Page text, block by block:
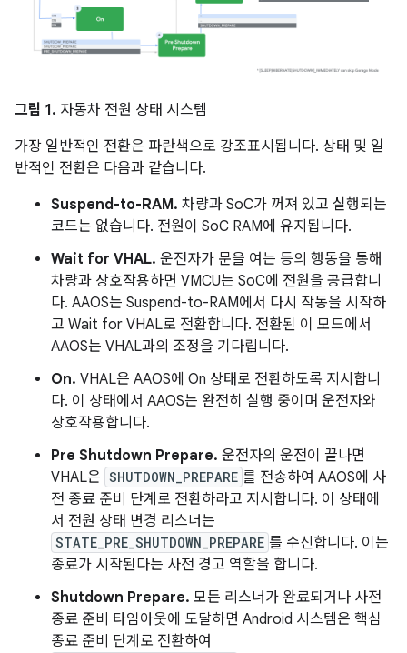
그림 1. 자동차 전원 상태 시스템
가장 일반적인 전환은 파란색으로 강조표시됩니다. 상태 및 일
반적인 전환은 다음과 같습니다.
Suspend-to-RAM. 차량과 SoC가 꺼져 있고 실행되는
코드는 없습니다. 전원이 SoC RAM에 유지됩니다.
Wait for VHAL. 운전자가 문을 여는 등의 행동을 통해
차량과 상호작용하면 VMCU는 SoC에 전원을 공급합니
다. AAOS는 Suspend-to-RAM에서 다시 작동을 시작하
고 Wait for VHAL로 전환합니다. 전환된 이 모드에서
AAOS는 VHAL과의 조정을 기다립니다.
On. VHAL은 AAOS에 On 상태로 전환하도록 지시합니
다. 이 상태에서 AAOS는 완전히 실행 중이며 운전자와
상호작용합니다.
Pre Shutdown Prepare. 운전자의 운전이 끝나면
VHAL은 SHUTDOWN_PREPARE 를 전송하여 AAOS에 사
전 종료 준비 단계로 전환하라고 지시합니다. 이 상태에
서 전원 상태 변경 리스너는
STATE_PRE_SHUTDOWN_PREPARE 를 수신합니다. 이는
종료가 시작된다는 사전 경고 역할을 합니다.
Shutdown Prepare. 모든 리스너가 완료되거나 사전
종료 준비 타임아웃에 도달하면 Android 시스템은 핵심
종료 준비 단계로 전환하여